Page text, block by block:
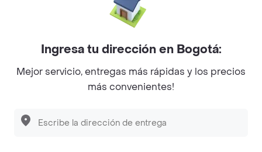
Descubre las PROMOCIONES que tenemos
Facebook
Twitter
Instagram
©2026Rappi Inc. All rights reserved.
Ingresa tu dirección en Bogotá:
Mejor servicio, entregas más rápidas y los precios
más convenientes!